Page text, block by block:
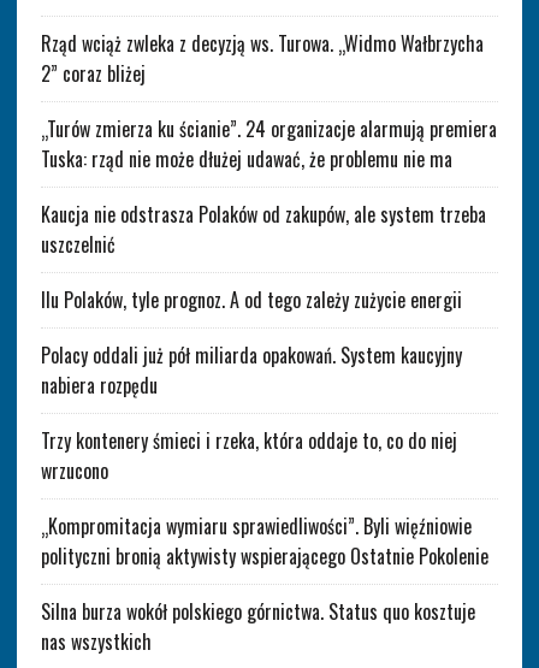
Rząd wciąż zwleka z decyzją ws. Turowa. „Widmo Wałbrzycha
2” coraz bliżej
„Turów zmierza ku ścianie”. 24 organizacje alarmują premiera
Tuska: rząd nie może dłużej udawać, że problemu nie ma
Kaucja nie odstrasza Polaków od zakupów, ale system trzeba
uszczelnić
Ilu Polaków, tyle prognoz. A od tego zależy zużycie energii
Polacy oddali już pół miliarda opakowań. System kaucyjny
nabiera rozpędu
Trzy kontenery śmieci i rzeka, która oddaje to, co do niej
wrzucono
„Kompromitacja wymiaru sprawiedliwości”. Byli więźniowie
polityczni bronią aktywisty wspierającego Ostatnie Pokolenie
Silna burza wokół polskiego górnictwa. Status quo kosztuje
nas wszystkich